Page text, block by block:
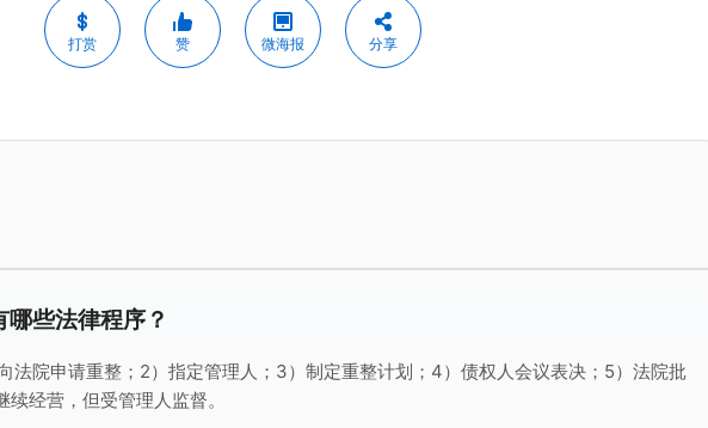
打赏 赞 微海报 分享
些法律程序？
法院申请重整；2）指定管理人；3）制定重整计划；4）债权人会议表决；5）法院批
经营，但受管理人监督。